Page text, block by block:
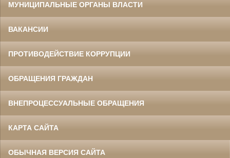
Труженица тыла в годы
Главный бухгалтер Белгородского
в период с 1954 по 1977 гг.
Участник Великой Отечественной войны
МУНИЦИПАЛЬНЫЕ ОРГАНЫ ВЛАСТИ
ВАКАНСИИ
ПРОТИВОДЕЙСТВИЕ КОРРУПЦИИ
ОБРАЩЕНИЯ ГРАЖДАН
ВНЕПРОЦЕССУАЛЬНЫЕ ОБРАЩЕНИЯ
КАРТА САЙТА
ОБЫЧНАЯ ВЕРСИЯ САЙТА